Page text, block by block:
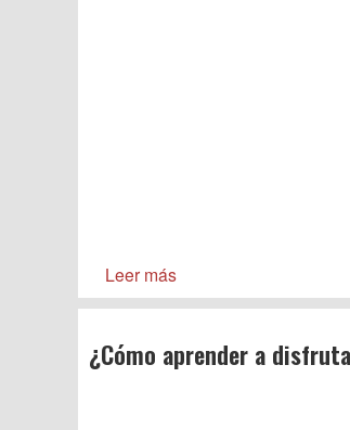
Leer más
¿Cómo aprender a